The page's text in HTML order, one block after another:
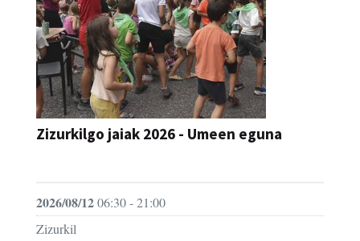
Zizurkilgo jaiak 2026 - Umeen eguna
2026/08/1206:30 - 21:00
Zizurkil